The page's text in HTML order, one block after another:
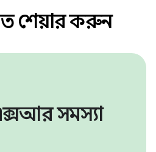
শেয়ার করুন
সমস্যা